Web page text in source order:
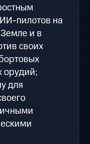
пилотов на
и в
своих
орудий;
для